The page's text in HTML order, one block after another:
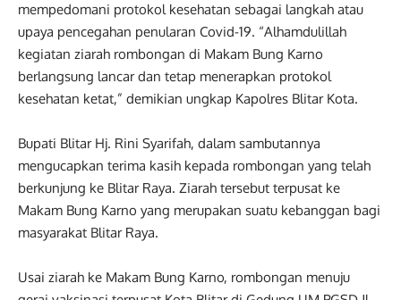
mempedomani protokol kesehatan sebagai langkah atau
upaya pencegahan penularan Covid-19. “Alhamdulillah
kegiatan ziarah rombongan di Makam Bung Karno
berlangsung lancar dan tetap menerapkan protokol
kesehatan ketat,” demikian ungkap Kapolres Blitar Kota.
Bupati Blitar Hj. Rini Syarifah, dalam sambutannya
mengucapkan terima kasih kepada rombongan yang telah
berkunjung ke Blitar Raya. Ziarah tersebut terpusat ke
Makam Bung Karno yang merupakan suatu kebanggan bagi
masyarakat Blitar Raya.
Usai ziarah ke Makam Bung Karno, rombongan menuju